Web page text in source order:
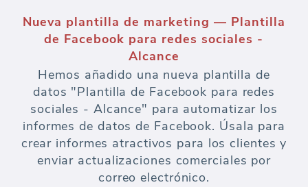
Nueva plantilla de marketing — Plantilla
de Facebook para redes sociales -
Alcance
Hemos añadido una nueva plantilla de
datos "Plantilla de Facebook para redes
sociales - Alcance" para automatizar los
informes de datos de Facebook. Úsala para
crear informes atractivos para los clientes y
enviar actualizaciones comerciales por
correo electrónico.